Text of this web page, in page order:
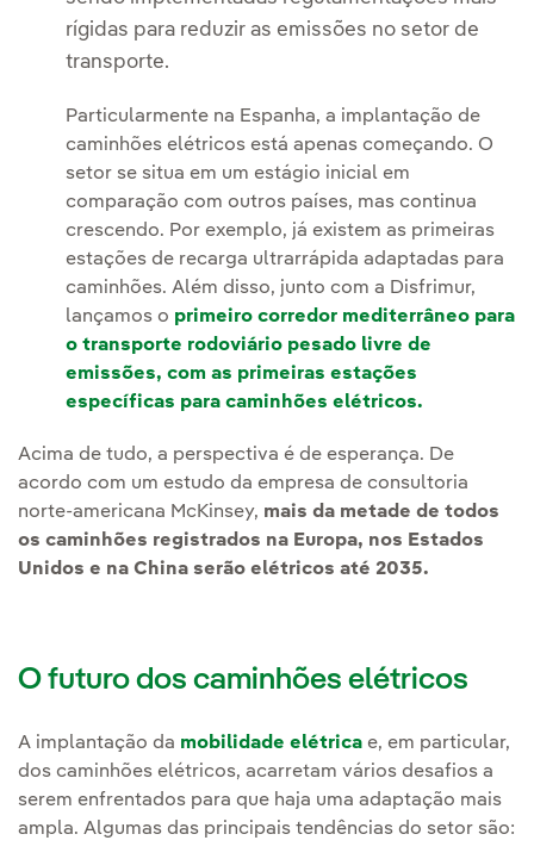
rígidas para reduzir as emissões no setor de
transporte.
Particularmente na Espanha, a implantação de
caminhões elétricos está apenas começando. O
setor se situa em um estágio inicial em
comparação com outros países, mas continua
crescendo. Por exemplo, já existem as primeiras
estações de recarga ultrarrápida adaptadas para
caminhões. Além disso, junto com a Disfrimur,
lançamos o primeiro corredor mediterrâneo para
o transporte rodoviário pesado livre de
emissões, com as primeiras estações
específicas para caminhões elétricos.
Acima de tudo, a perspectiva é de esperança. De
acordo com um estudo da empresa de consultoria
norte-americana McKinsey, mais da metade de todos
os caminhões registrados na Europa, nos Estados
Unidos e na China serão elétricos até 2035.
O futuro dos caminhões elétricos
A implantação da mobilidade elétrica e, em particular,
dos caminhões elétricos, acarretam vários desafios a
serem enfrentados para que haja uma adaptação mais
ampla. Algumas das principais tendências do setor são: